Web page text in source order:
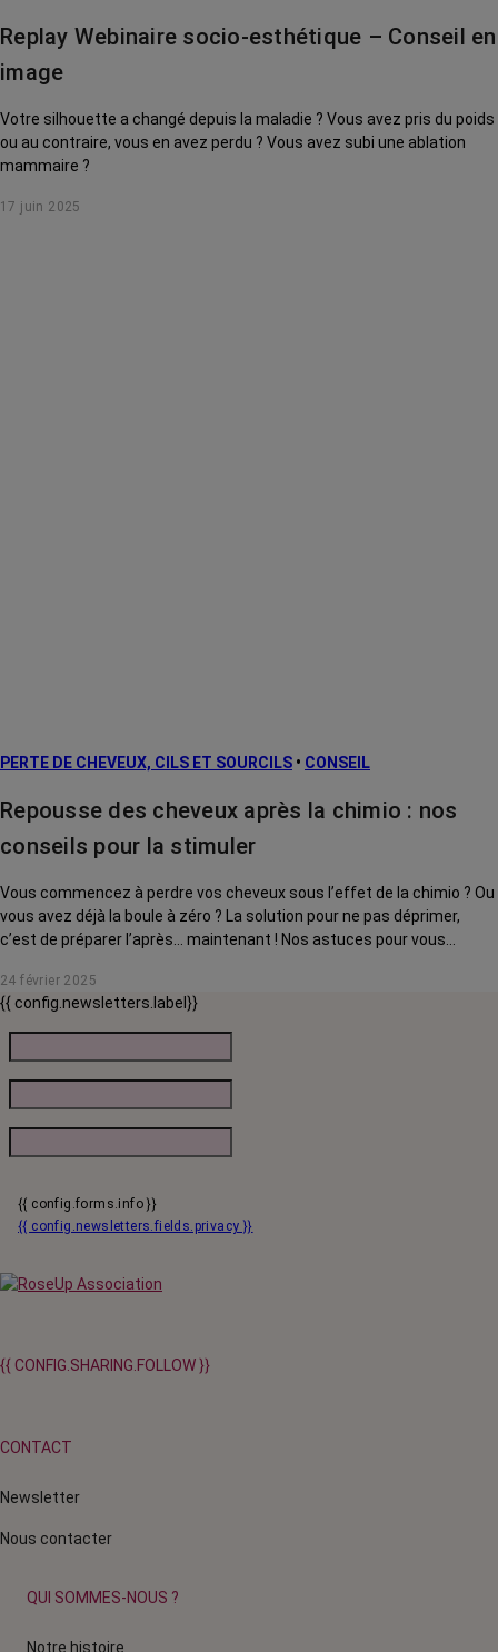
Replay Webinaire socio-esthétique – Conseil en
image
Votre silhouette a changé depuis la maladie ? Vous avez pris du poids
ou au contraire, vous en avez perdu ? Vous avez subi une ablation
mammaire ?
17 juin 2025
PERTE DE CHEVEUX, CILS ET SOURCILS • CONSEIL
Repousse des cheveux après la chimio : nos
conseils pour la stimuler
Vous commencez à perdre vos cheveux sous l’effet de la chimio ? Ou
vous avez déjà la boule à zéro ? La solution pour ne pas déprimer,
c’est de préparer l’après… maintenant ! Nos astuces pour vous
24 février 2025
{{ config.newsletters.label}}
{{ config.forms.info }}
{{ config.newsletters.fields.privacy }}
{{ CONFIG.SHARING.FOLLOW }}
CONTACT
Newsletter
Nous contacter
QUI SOMMES-NOUS ?
Notre histoire